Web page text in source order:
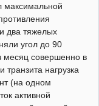
максимальной
два тяжелых
угол до 90
месяц совершенно в
транзита нагрузка
(на одном
активной